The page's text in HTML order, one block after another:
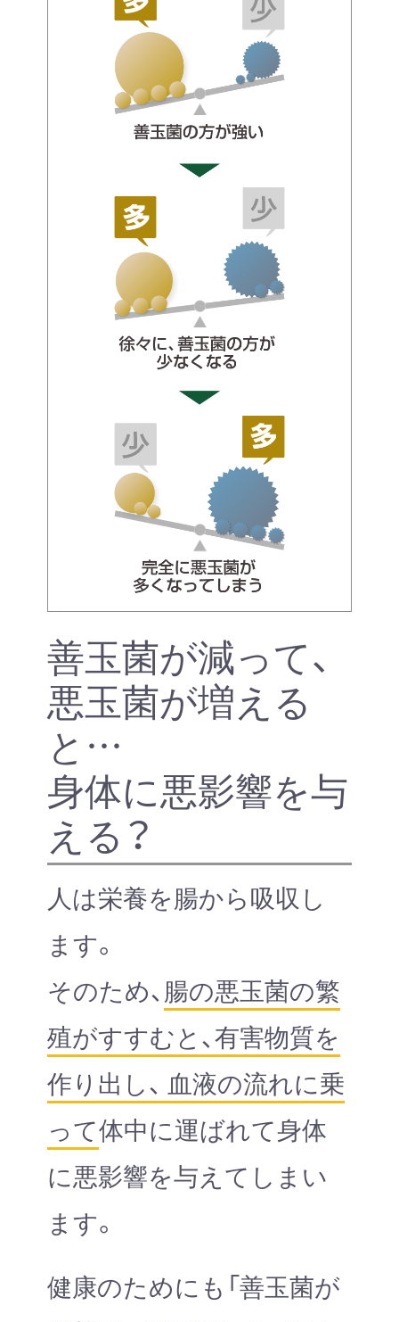
善玉菌が減って、
悪玉菌が増える
と…
身体に悪影響を与
える？
人は栄養を腸から吸収し
ます。
そのため、腸の悪玉菌の繁
殖がすすむと、有害物質を
作り出し、 血液の流れに乗
って体中に運ばれて身体
に悪影響を与えてしまい
ます。
健康のためにも「善玉菌が